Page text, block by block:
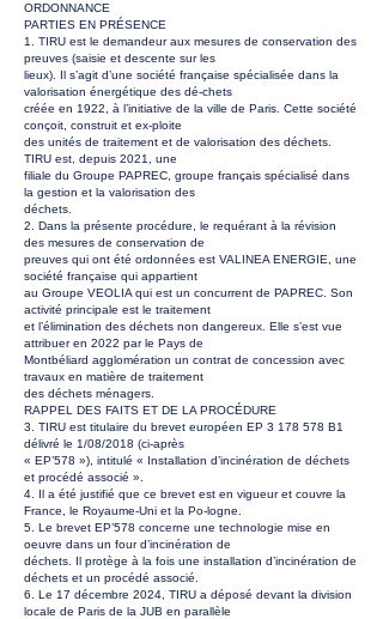
ORDONNANCE
PARTIES EN PRÉSENCE
1. TIRU est le demandeur aux mesures de conservation des
preuves (saisie et descente sur les
lieux). Il s’agit d’une société française spécialisée dans la
valorisation énergétique des dé-chets
créée en 1922, à l’initiative de la ville de Paris. Cette société
conçoit, construit et ex-ploite
des unités de traitement et de valorisation des déchets.
TIRU est, depuis 2021, une
filiale du Groupe PAPREC, groupe français spécialisé dans
la gestion et la valorisation des
déchets.
2. Dans la présente procédure, le requérant à la révision
des mesures de conservation de
preuves qui ont été ordonnées est VALINEA ENERGIE, une
société française qui appartient
au Groupe VEOLIA qui est un concurrent de PAPREC. Son
activité principale est le traitement
et l’élimination des déchets non dangereux. Elle s’est vue
attribuer en 2022 par le Pays de
Montbéliard agglomération un contrat de concession avec
travaux en matière de traitement
des déchets ménagers.
RAPPEL DES FAITS ET DE LA PROCÉDURE
3. TIRU est titulaire du brevet européen EP 3 178 578 B1
délivré le 1/08/2018 (ci-après
« EP’578 »), intitulé « Installation d’incinération de déchets
et procédé associé ».
4. Il a été justifié que ce brevet est en vigueur et couvre la
France, le Royaume-Uni et la Po-logne.
5. Le brevet EP’578 concerne une technologie mise en
oeuvre dans un four d’incinération de
déchets. Il protège à la fois une installation d’incinération de
déchets et un procédé associé.
6. Le 17 décembre 2024, TIRU a déposé devant la division
locale de Paris de la JUB en parallèle